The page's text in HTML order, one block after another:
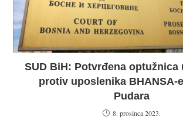
SUD BiH: Potvrđena optužnica
protiv uposlenika BHANSA-
Pudara
8. prosinca 2023.